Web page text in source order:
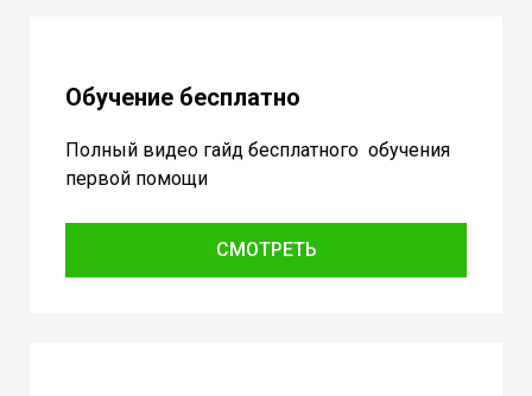
Обучение бесплатно
Полный видео гайд бесплатного обучения
первой помощи
СМОТРЕТЬ